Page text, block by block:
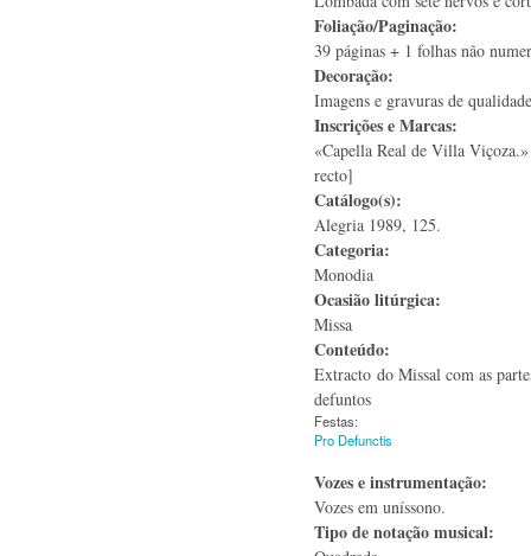
Foliação/Paginação:
39 páginas + 1 folhas não
Decoração:
Imagens e gravuras de
Inscrições e Marcas:
«Capella Real de Villa
recto]
Catálogo(s):
Alegria 1989, 125.
Categoria:
Monodia
Ocasião litúrgica:
Missa
Conteúdo:
Extracto do Missal com as
defuntos
Festas:
Pro Defunctis
Vozes e instrumentação:
Vozes em uníssono.
Tipo de notação musical: